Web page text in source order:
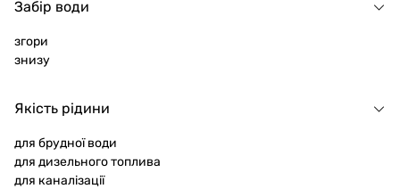
Забір води
згори
знизу
Якість рідини
для брудної води
для дизельного топлива
для каналізації